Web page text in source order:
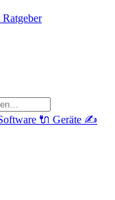
Ratgeber
🔌 Geräte ✍️